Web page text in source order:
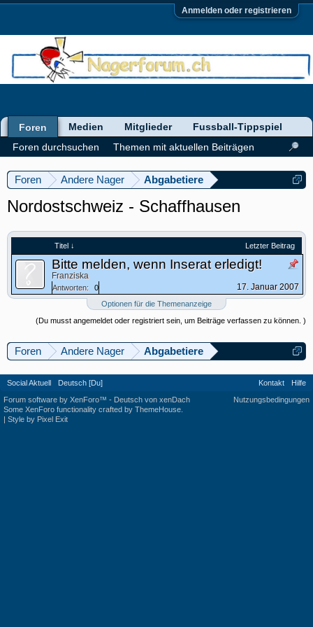
Anmelden oder registrieren
Foren Andere Nager Abgabetiere
Nordostschweiz - Schaffhausen
Titel ↓ Letzter Beitrag
Bitte melden, wenn Inserat erledigt!
Franziska
Antworten: 0 17. Januar 2007
Optionen für die Themenanzeige
(Du musst angemeldet oder registriert sein, um Beiträge verfassen zu können. )
Foren Andere Nager Abgabetiere
Foren
Foren durchsuchen
Themen mit aktuellen Beiträgen
Medien Mitglieder Fussball-Tippspiel
Social Aktuell Deutsch [Du] Kontakt
Hilfe
Nutzungsbedingungen
Forum software by XenForo™ - Deutsch von xenDach
Some XenForo functionality crafted by ThemeHouse
| Style by Pixel Exit